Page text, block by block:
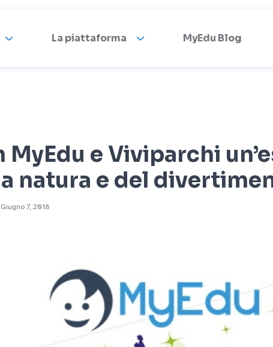
La piattaforma MyEdu Blog
MyEdu e Viviparchi
natura e del
7, 2018